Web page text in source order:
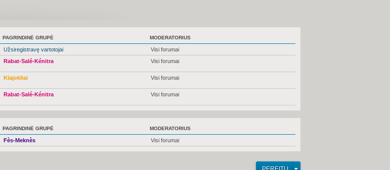
PAGRINDINĖ GRUPĖ MODERATORIUS
Užsiregistravę vartotojai
Visi forumai
Rabat-Salé-Kénitra Visi forumai
Klajokliai Visi forumai
Rabat-Salé-Kénitra Visi forumai
PAGRINDINĖ GRUPĖ MODERATORIUS
Fès-Meknès Visi forumai